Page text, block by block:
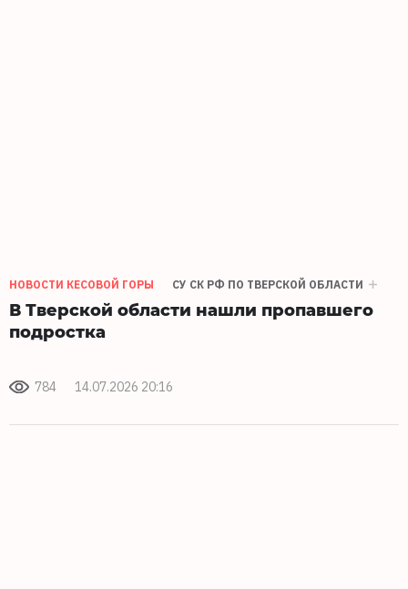
НОВОСТИ КЕСОВОЙ ГОРЫ СУ СК РФ ПО ТВЕРСКОЙ ОБЛАСТИ
В Тверской области нашли пропавшего
подростка
784 14.07.2026 20:16